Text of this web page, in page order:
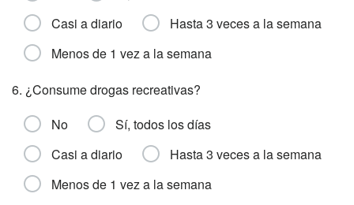
Casi a diario
Hasta 3 veces a la semana
Menos de 1 vez a la semana
6. ¿Consume drogas recreativas?
No
Sí, todos los días
Casi a diario
Hasta 3 veces a la semana
Menos de 1 vez a la semana